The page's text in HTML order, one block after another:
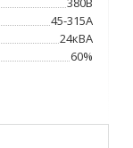
45-315А
24кВА
60%